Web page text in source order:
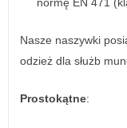
Nasze naszywki
odzież dla służb
Prostokątne: